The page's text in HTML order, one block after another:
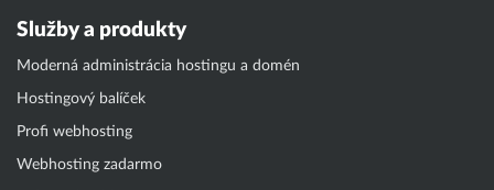
Služby a produkty
Moderná administrácia hostingu a domén
Hostingový balíček
Profi webhosting
Webhosting zadarmo